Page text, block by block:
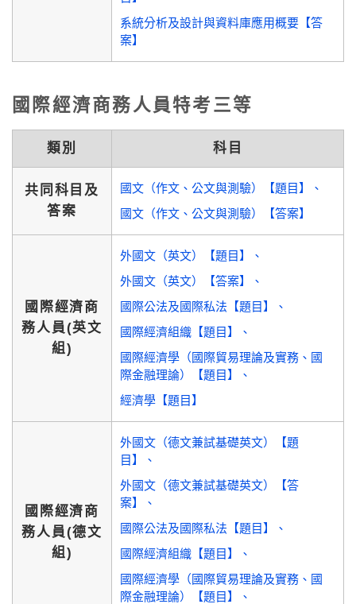
系統分析及設計與資料庫應用概要【答
案】
國際經濟商務人員特考三等
類別 科目
共同科目及
答案
國文（作文、公文與測驗）【題目】
國文（作文、公文與測驗）【答案】
國際經濟商
務人員(英文
組)
外國文（英文）【題目】
外國文（英文）【答案】
國際公法及國際私法【題目】
國際經濟組織【題目】
國際經濟學（國際貿易理論及實務、國
際金融理論）【題目】
經濟學【題目】
國際經濟商
務人員(德文
組)
外國文（德文兼試基礎英文）【題
目】
外國文（德文兼試基礎英文）【答
案】
國際公法及國際私法【題目】
國際經濟組織【題目】
國際經濟學（國際貿易理論及實務、國
際金融理論）【題目】